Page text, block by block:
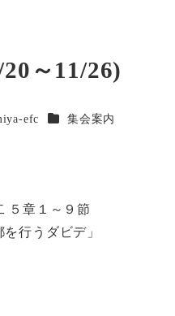
～11/26)
efc カテゴリー
集会案内
章１～９節
行うダビデ」